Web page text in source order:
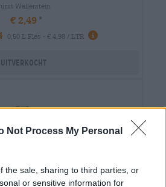
Not Process My Personal
the sale, sharing to third parties, or
or sensitive information for
Wallerstein
€ 2,49
0,50 L Fles - € 4,98 / LTR
Uitverkocht